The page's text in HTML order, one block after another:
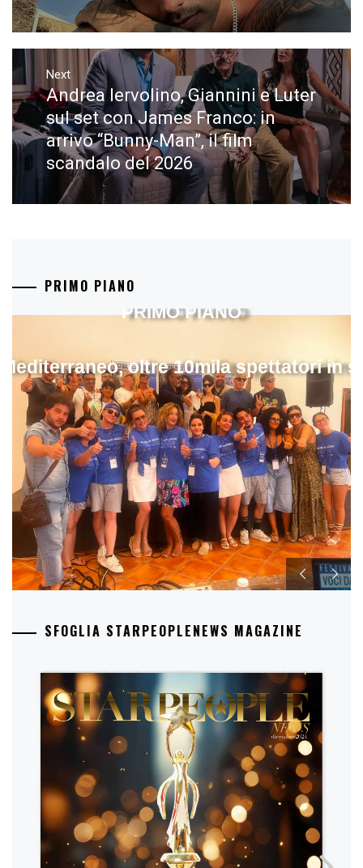
Next
Next
post:
Andrea Iervolino, Giannini e Luter
sul set con James Franco: in
arrivo “Bunny-Man”, il film
scandalo del 2026
PRIMO PIANO
oltre 10mila spettatori in
PRIMO PIANO
SFOGLIA STARPEOPLENEWS MAGAZINE